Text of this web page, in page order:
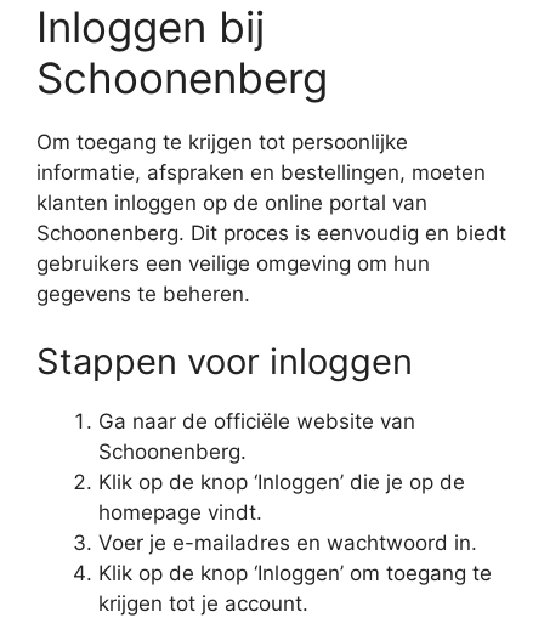
Inloggen bij
Schoonenberg
Om toegang te krijgen tot persoonlijke
informatie, afspraken en bestellingen, moeten
klanten inloggen op de online portal van
Schoonenberg. Dit proces is eenvoudig en biedt
gebruikers een veilige omgeving om hun
gegevens te beheren.
Stappen voor inloggen
Ga naar de officiële website van
Schoonenberg.
Klik op de knop ‘Inloggen’ die je op de
homepage vindt.
Voer je e-mailadres en wachtwoord in.
Klik op de knop ‘Inloggen’ om toegang te
krijgen tot je account.